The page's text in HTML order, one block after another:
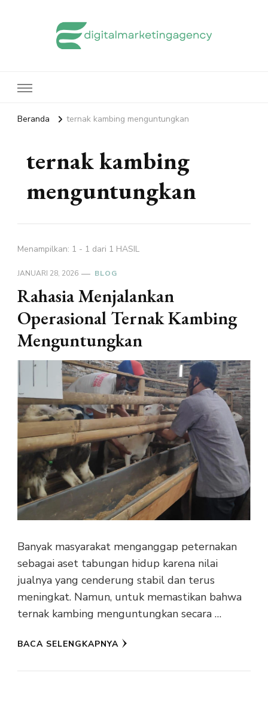
Beranda ternak kambing menguntungkan
ternak kambing
menguntungkan
Menampilkan: 1 - 1 dari 1 HASIL
JANUARI 28, 2026 BLOG
Rahasia Menjalankan
Operasional Ternak Kambing
Menguntungkan
Banyak masyarakat menganggap peternakan
sebagai aset tabungan hidup karena nilai
jualnya yang cenderung stabil dan terus
meningkat. Namun, untuk memastikan bahwa
ternak kambing menguntungkan secara …
BACA SELENGKAPNYA